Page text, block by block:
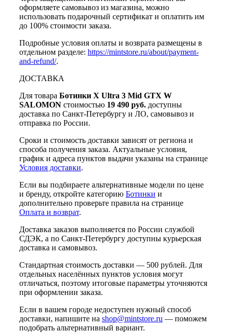
оформляете самовывоз из магазина, можно
использовать подарочный сертификат и оплатить им
до 100% стоимости заказа.
Подробные условия оплаты и возврата размещены в
отдельном разделе: https://mintstore.ru/about/payment-
and-refund/.
ДОСТАВКА
Для товара Ботинки X Ultra 3 Mid GTX W
SALOMON стоимостью 19 490 руб. доступны
доставка по Санкт-Петербургу и ЛО, самовывоз и
отправка по России.
Сроки и стоимость доставки зависят от региона и
способа получения заказа. Актуальные условия,
график и адреса пунктов выдачи указаны на странице
Условия доставки.
Если вы подбираете альтернативные модели по цене
и бренду, откройте категорию Ботинки и
дополнительно проверьте правила на странице
Оплата и возврат.
Доставка заказов выполняется по России службой
СДЭК, а по Санкт-Петербургу доступны курьерская
доставка и самовывоз.
Стандартная стоимость доставки — 500 рублей. Для
отдельных населённых пунктов условия могут
отличаться, поэтому итоговые параметры уточняются
при оформлении заказа.
Если в вашем городе недоступен нужный способ
доставки, напишите на shop@mintstore.ru — поможем
подобрать альтернативный вариант.